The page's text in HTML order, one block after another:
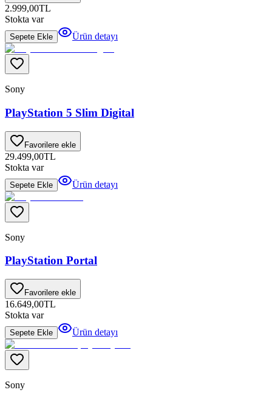
2.999,00TL
Stokta var
Sepete Ekle Ürün detayı
Sony
PlayStation 5 Slim Digital
Favorilere ekle
29.499,00TL
Stokta var
Sepete Ekle Ürün detayı
Sony
PlayStation Portal
Favorilere ekle
16.649,00TL
Stokta var
Sepete Ekle Ürün detayı
Sony